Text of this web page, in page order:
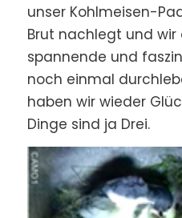
unser Kohlmeisen-
Brut nachlegt und wir
spannende und
noch einmal
haben wir wieder
Dinge sind ja Drei.